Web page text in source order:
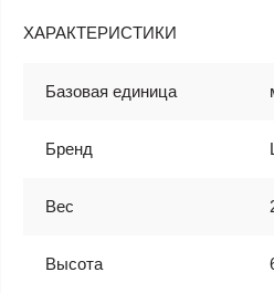
ХАРАКТЕРИСТИКИ
Базовая единица
Бренд
Вес
Высота